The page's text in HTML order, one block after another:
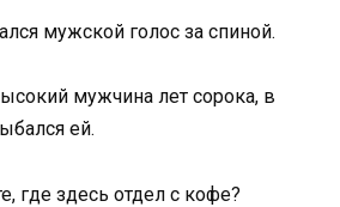
мужской голос за спиной.
мужчина лет сорока, в
ей.
где здесь отдел с кофе?